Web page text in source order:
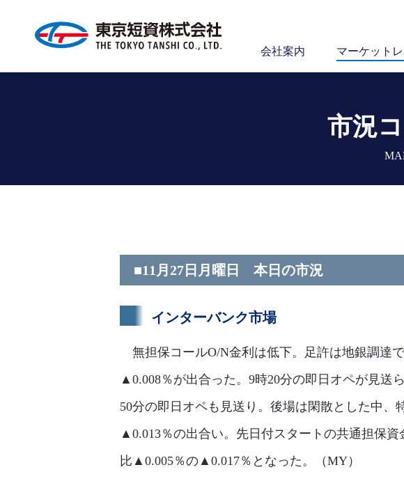
会社案内 マーケット
市況
■11月27日月曜日 本日の市況
インターバンク市場
無担保コールO/N金利は低下。足許は地銀調達
▲0.008％が出合った。9時20分の即日オペが見
50分の即日オペも見送り。後場は閑散とした中
▲0.013％の出合い。先日付スタートの共通担保
比▲0.005％の▲0.017％となった。（MY）